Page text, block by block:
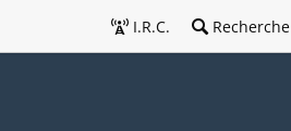
I.R.C. Recherche